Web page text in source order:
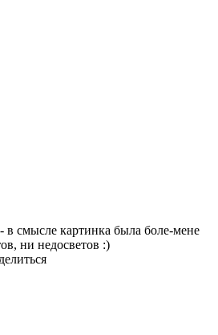
в смысле картинка была боле-мене
ни недосветов :)